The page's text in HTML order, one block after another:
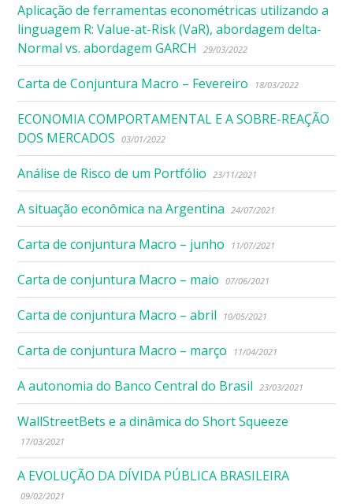
Aplicação de ferramentas econométricas utilizando a
linguagem R: Value-at-Risk (VaR), abordagem delta-
Normal vs. abordagem GARCH
29/03/2022
Carta de Conjuntura Macro – Fevereiro 18/03/2022
ECONOMIA COMPORTAMENTAL E A SOBRE-REAÇÃO
DOS MERCADOS
03/01/2022
Análise de Risco de um Portfólio 23/11/2021
A situação econômica na Argentina 24/07/2021
Carta de conjuntura Macro – junho 11/07/2021
Carta de conjuntura Macro – maio 07/06/2021
Carta de conjuntura Macro – abril 10/05/2021
Carta de conjuntura Macro – março 11/04/2021
A autonomia do Banco Central do Brasil 23/03/2021
WallStreetBets e a dinâmica do Short Squeeze
17/03/2021
A EVOLUÇÃO DA DÍVIDA PÚBLICA BRASILEIRA
09/02/2021